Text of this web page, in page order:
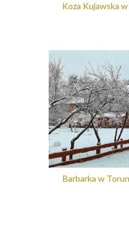
Koza Kujawska
Barbarka w